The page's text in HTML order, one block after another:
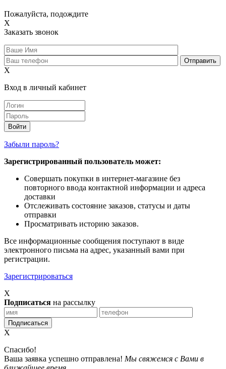
Пожалуйста, подождите
X
Заказать звонок
X
Вход в личный кабинет
Забыли пароль?
Зарегистрированный пользователь может:
Совершать покупки в интернет-магазине без
повторного ввода контактной информации и адреса
доставки
Отслеживать состояние заказов, статусы и даты
отправки
Просматривать историю заказов.
Все информационные сообщения поступают в виде
электронного письма на адрес, указанный вами при
регистрации.
Зарегистрироваться
X
Подписаться на рассылку
X
Спасибо!
Ваша заявка успешно отправлена! Мы свяжемся с Вами в